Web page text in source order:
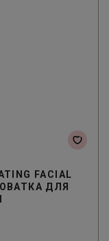
FACIAL
ДЛЯ